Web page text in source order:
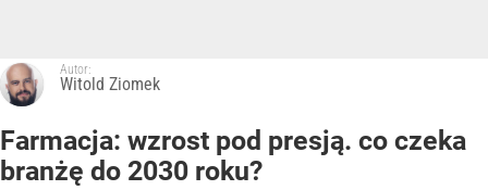
Autor:
Witold Ziomek
Farmacja: wzrost pod presją. co czeka
branżę do 2030 roku?